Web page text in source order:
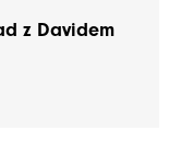
z Davidem